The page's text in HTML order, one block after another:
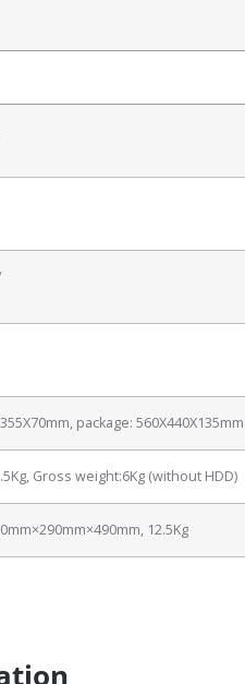
package: 560X440X135mm
Gross weight:6Kg (without HDD)
12.5Kg